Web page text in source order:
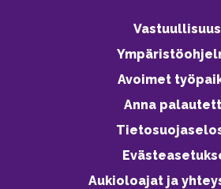
Vastuullisuus
Avoimet
Anna
Aukioloajat ja